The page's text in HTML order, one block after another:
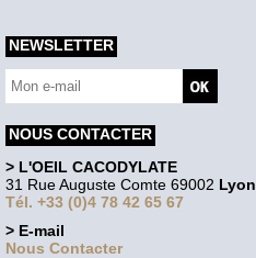
NEWSLETTER
NOUS CONTACTER
> L'OEIL CACODYLATE
31 Rue Auguste Comte 69002 Lyon
Tél. +33 (0)4 78 42 65 67
> E-mail
Nous Contacter